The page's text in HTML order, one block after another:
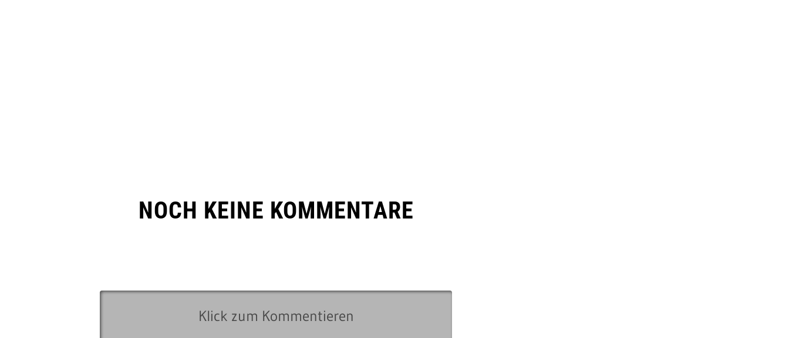
NOCH KEINE KOMMENTARE